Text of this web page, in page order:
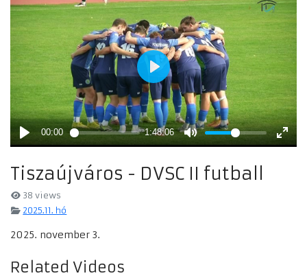
Tiszaújváros - DVSC II futball
38 views
2025.11. hó
2025. november 3.
Related Videos